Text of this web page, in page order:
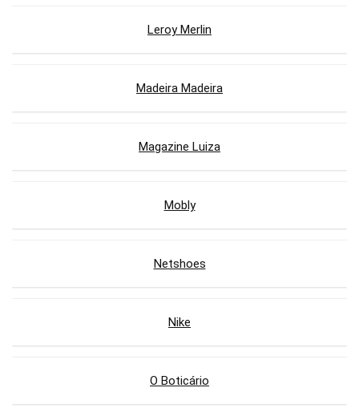
Leroy Merlin
Madeira Madeira
Magazine Luiza
Mobly
Netshoes
Nike
O Boticário